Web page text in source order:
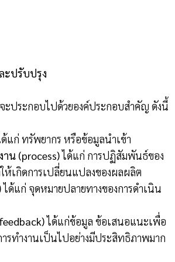
ะปรับปรุง
ะประกอบไปด้วยองค์ประกอบสำคัญ ดังนี้
แก่ ทรัพยากร หรือข้อมูลนำเข้า
น (process)ได้แก่ การปฏิสัมพันธ์ของ
ห้เกิดการเปลี่ยนแปลงของผลผลิต
ได้แก่ จุดหมายปลายทางของการดำเนิน
ได้แก่ข้อมูล ข้อเสนอแนะเพื่อ
รทำงานเป็นไปอย่างมีประสิทธิภาพมาก